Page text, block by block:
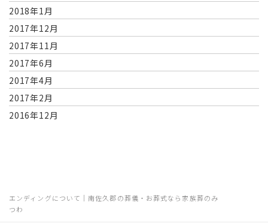
エンディングについて｜南佐久郡の葬儀・お葬式なら家族葬のみ
つわ
2018年1月
2017年12月
2017年11月
2017年6月
2017年4月
2017年2月
2016年12月